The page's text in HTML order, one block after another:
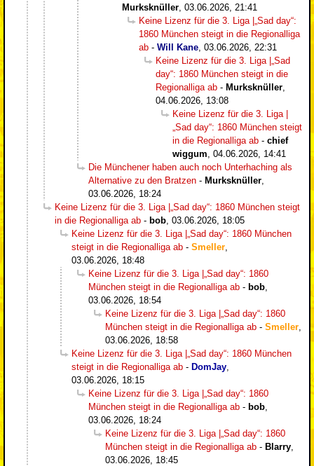
Murksknüller 03.06.2026, 21:41
Keine Lizenz für die 3. Liga |„Sad day“:
1860 München steigt in die Regionalliga
ab - Will Kane 03.06.2026, 22:31
Keine Lizenz für die 3. Liga |„Sad
day“: 1860 München steigt in die
Regionalliga ab - Murksknüller
04.06.2026, 13:08
Keine Lizenz für die 3. Liga |
„Sad day“: 1860 München steigt
in die Regionalliga ab - chief
wiggum 04.06.2026, 14:41
Die Münchener haben auch noch Unterhaching als
Alternative zu den Bratzen - Murksknüller
03.06.2026, 18:24
Keine Lizenz für die 3. Liga |„Sad day“: 1860 München steigt
in die Regionalliga ab - bob 03.06.2026, 18:05
Keine Lizenz für die 3. Liga |„Sad day“: 1860 München
steigt in die Regionalliga ab - Smeller
03.06.2026, 18:48
Keine Lizenz für die 3. Liga |„Sad day“: 1860
München steigt in die Regionalliga ab - bob
03.06.2026, 18:54
Keine Lizenz für die 3. Liga |„Sad day“: 1860
München steigt in die Regionalliga ab - Smeller
03.06.2026, 18:58
Keine Lizenz für die 3. Liga |„Sad day“: 1860 München
steigt in die Regionalliga ab - DomJay
03.06.2026, 18:15
Keine Lizenz für die 3. Liga |„Sad day“: 1860
München steigt in die Regionalliga ab - bob
03.06.2026, 18:24
Keine Lizenz für die 3. Liga |„Sad day“: 1860
München steigt in die Regionalliga ab - Blarry
03.06.2026, 18:45